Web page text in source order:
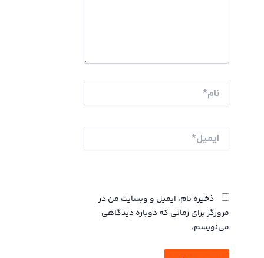
نام*
ایمیل*
ذخیره نام، ایمیل و وبسایت من در
مرورگر برای زمانی که دوباره دیدگاهی
می‌نویسم.